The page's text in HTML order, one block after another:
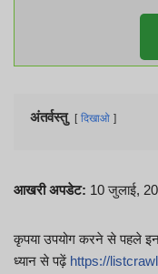
अंतर्वस्तु दिखाओ
आखरी अपडेट: 10 जुलाई,
कृपया उपयोग करने से पहले इन
ध्यान से पढ़ें https://